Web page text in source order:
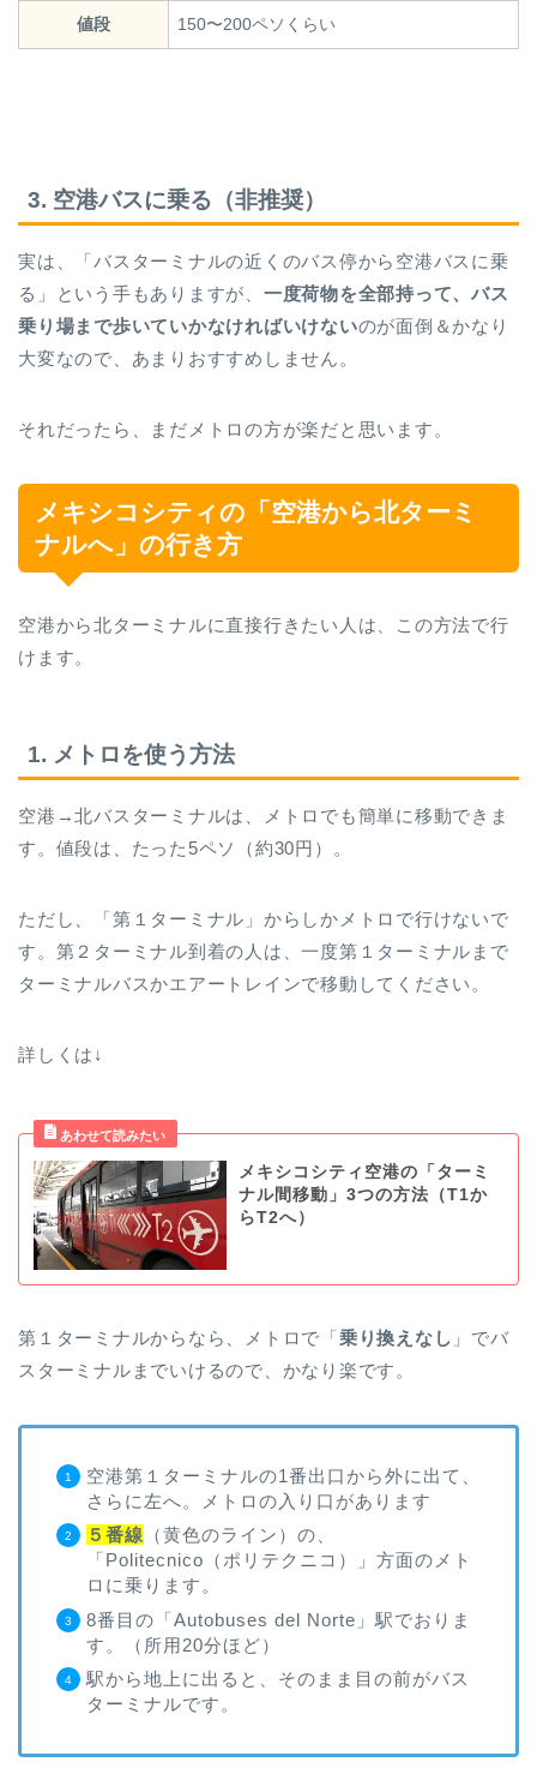
値段 150〜200ペソくらい
3. 空港バスに乗る（非推奨）
実は、「バスターミナルの近くのバス停から空港バスに乗
る」という手もありますが、 一度荷物を全部持って、バス
乗り場まで歩いていかなければいけないのが面倒＆かなり
大変なので、あまりおすすめしません。
それだったら、まだメトロの方が楽だと思います。
メキシコシティの「空港から北ターミ
ナルへ」の行き方
空港から北ターミナルに直接行きたい人は、この方法で行
けます。
1. メトロを使う方法
空港→北バスターミナルは、メトロでも簡単に移動できま
す。値段は、たった5ペソ（約30円）。
ただし、「第１ターミナル」からしかメトロで行けないで
す。第２ターミナル到着の人は、一度第１ターミナルまで
ターミナルバスかエアートレインで移動してください。
詳しくは↓
メキシコシティ空港の「ターミ
ナル間移動」3つの方法（T1か
らT2へ）
第１ターミナルからなら、メトロで「乗り換えなし 」でバ
スターミナルまでいけるので、かなり楽です。
空港第１ターミナルの1番出口から外に出て、
さらに左へ。メトロの入り口があります
５番線 （黄色のライン）の、
「Politecnico（ポリテクニコ）」方面のメト
ロに乗ります。
8番目の「Autobuses del Norte」駅でおりま
す。（所用20分ほど）
駅から地上に出ると、そのまま目の前がバス
ターミナルです。